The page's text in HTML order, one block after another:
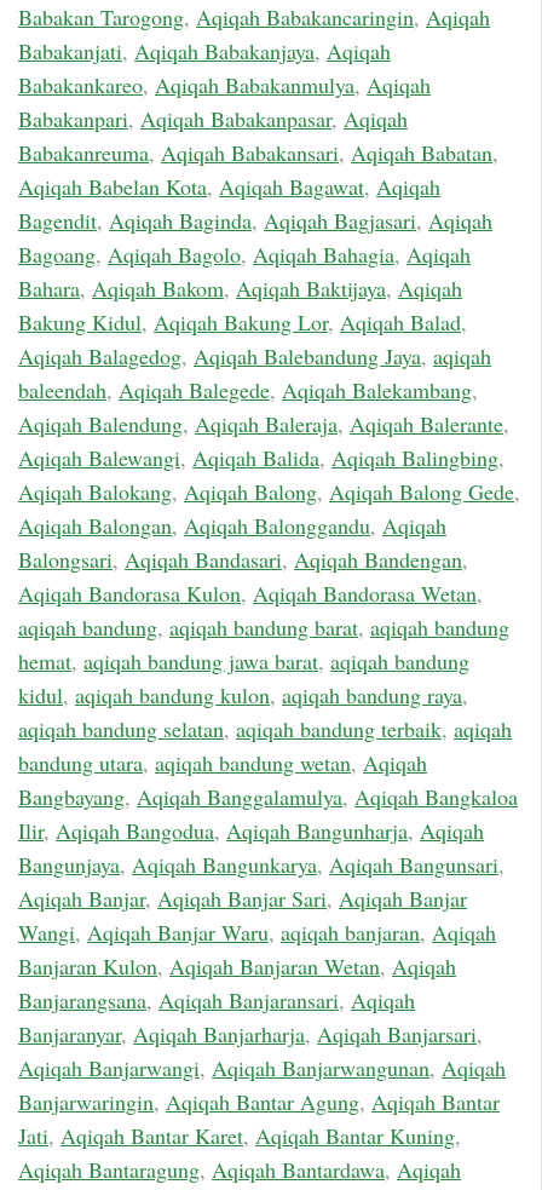
Babakan Tarogong, Aqiqah Babakancaringin, Aqiqah
Babakanjati, Aqiqah Babakanjaya, Aqiqah
Babakankareo, Aqiqah Babakanmulya, Aqiqah
Babakanpari, Aqiqah Babakanpasar, Aqiqah
Babakanreuma, Aqiqah Babakansari, Aqiqah Babatan,
Aqiqah Babelan Kota, Aqiqah Bagawat, Aqiqah
Bagendit, Aqiqah Baginda, Aqiqah Bagjasari, Aqiqah
Bagoang, Aqiqah Bagolo, Aqiqah Bahagia, Aqiqah
Bahara, Aqiqah Bakom, Aqiqah Baktijaya, Aqiqah
Bakung Kidul, Aqiqah Bakung Lor, Aqiqah Balad,
Aqiqah Balagedog, Aqiqah Balebandung Jaya, aqiqah
baleendah, Aqiqah Balegede, Aqiqah Balekambang,
Aqiqah Balendung, Aqiqah Baleraja, Aqiqah Balerante,
Aqiqah Balewangi, Aqiqah Balida, Aqiqah Balingbing,
Aqiqah Balokang, Aqiqah Balong, Aqiqah Balong Gede,
Aqiqah Balongan, Aqiqah Balonggandu, Aqiqah
Balongsari, Aqiqah Bandasari, Aqiqah Bandengan,
Aqiqah Bandorasa Kulon, Aqiqah Bandorasa Wetan,
aqiqah bandung, aqiqah bandung barat, aqiqah bandung
hemat, aqiqah bandung jawa barat, aqiqah bandung
kidul, aqiqah bandung kulon, aqiqah bandung raya,
aqiqah bandung selatan, aqiqah bandung terbaik, aqiqah
bandung utara, aqiqah bandung wetan, Aqiqah
Bangbayang, Aqiqah Banggalamulya, Aqiqah Bangkaloa
Ilir, Aqiqah Bangodua, Aqiqah Bangunharja, Aqiqah
Bangunjaya, Aqiqah Bangunkarya, Aqiqah Bangunsari,
Aqiqah Banjar, Aqiqah Banjar Sari, Aqiqah Banjar
Wangi, Aqiqah Banjar Waru, aqiqah banjaran, Aqiqah
Banjaran Kulon, Aqiqah Banjaran Wetan, Aqiqah
Banjarangsana, Aqiqah Banjaransari, Aqiqah
Banjaranyar, Aqiqah Banjarharja, Aqiqah Banjarsari,
Aqiqah Banjarwangi, Aqiqah Banjarwangunan, Aqiqah
Banjarwaringin, Aqiqah Bantar Agung, Aqiqah Bantar
Jati, Aqiqah Bantar Karet, Aqiqah Bantar Kuning,
Aqiqah Bantaragung, Aqiqah Bantardawa, Aqiqah